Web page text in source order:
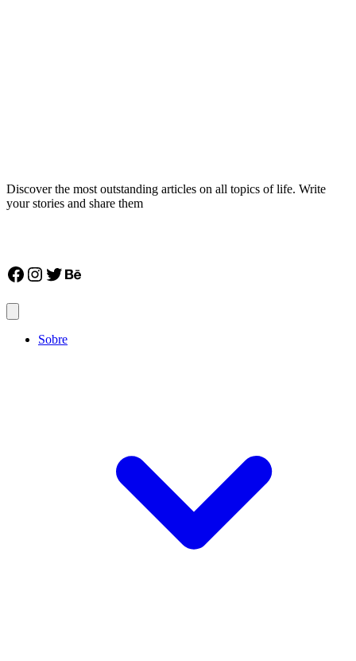
Discover the most outstanding articles on all topics of life. Write
your stories and share them
Facebook
Instagram
Twitter
Behance
Sobre